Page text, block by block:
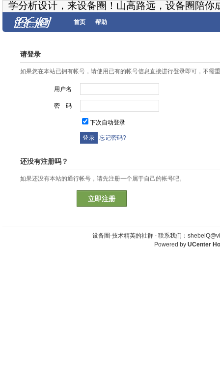
学分析设计，来设备圈！山高路远，设备圈陪你
首页 帮助
请登录
如果您在本站已拥有帐号，请使用已有的帐号信息直接进行登录即可，不需
用户名
密 码
下次自动登录
忘记密码?
还没有注册吗？
如果还没有本站的通行帐号，请先注册一个属于自己的帐号吧。
立即注册
设备圈-技术精英的社群 - 联系我们：
Powered by UCenter